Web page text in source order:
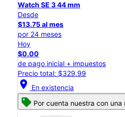
Watch SE 3 44 mm
Desde
$13.75 al mes
por 24 meses
Hoy
$0.00
de pago inicial + impuestos
Precio total: $329.99
location_on En existencia
Por cuenta nuestra con una